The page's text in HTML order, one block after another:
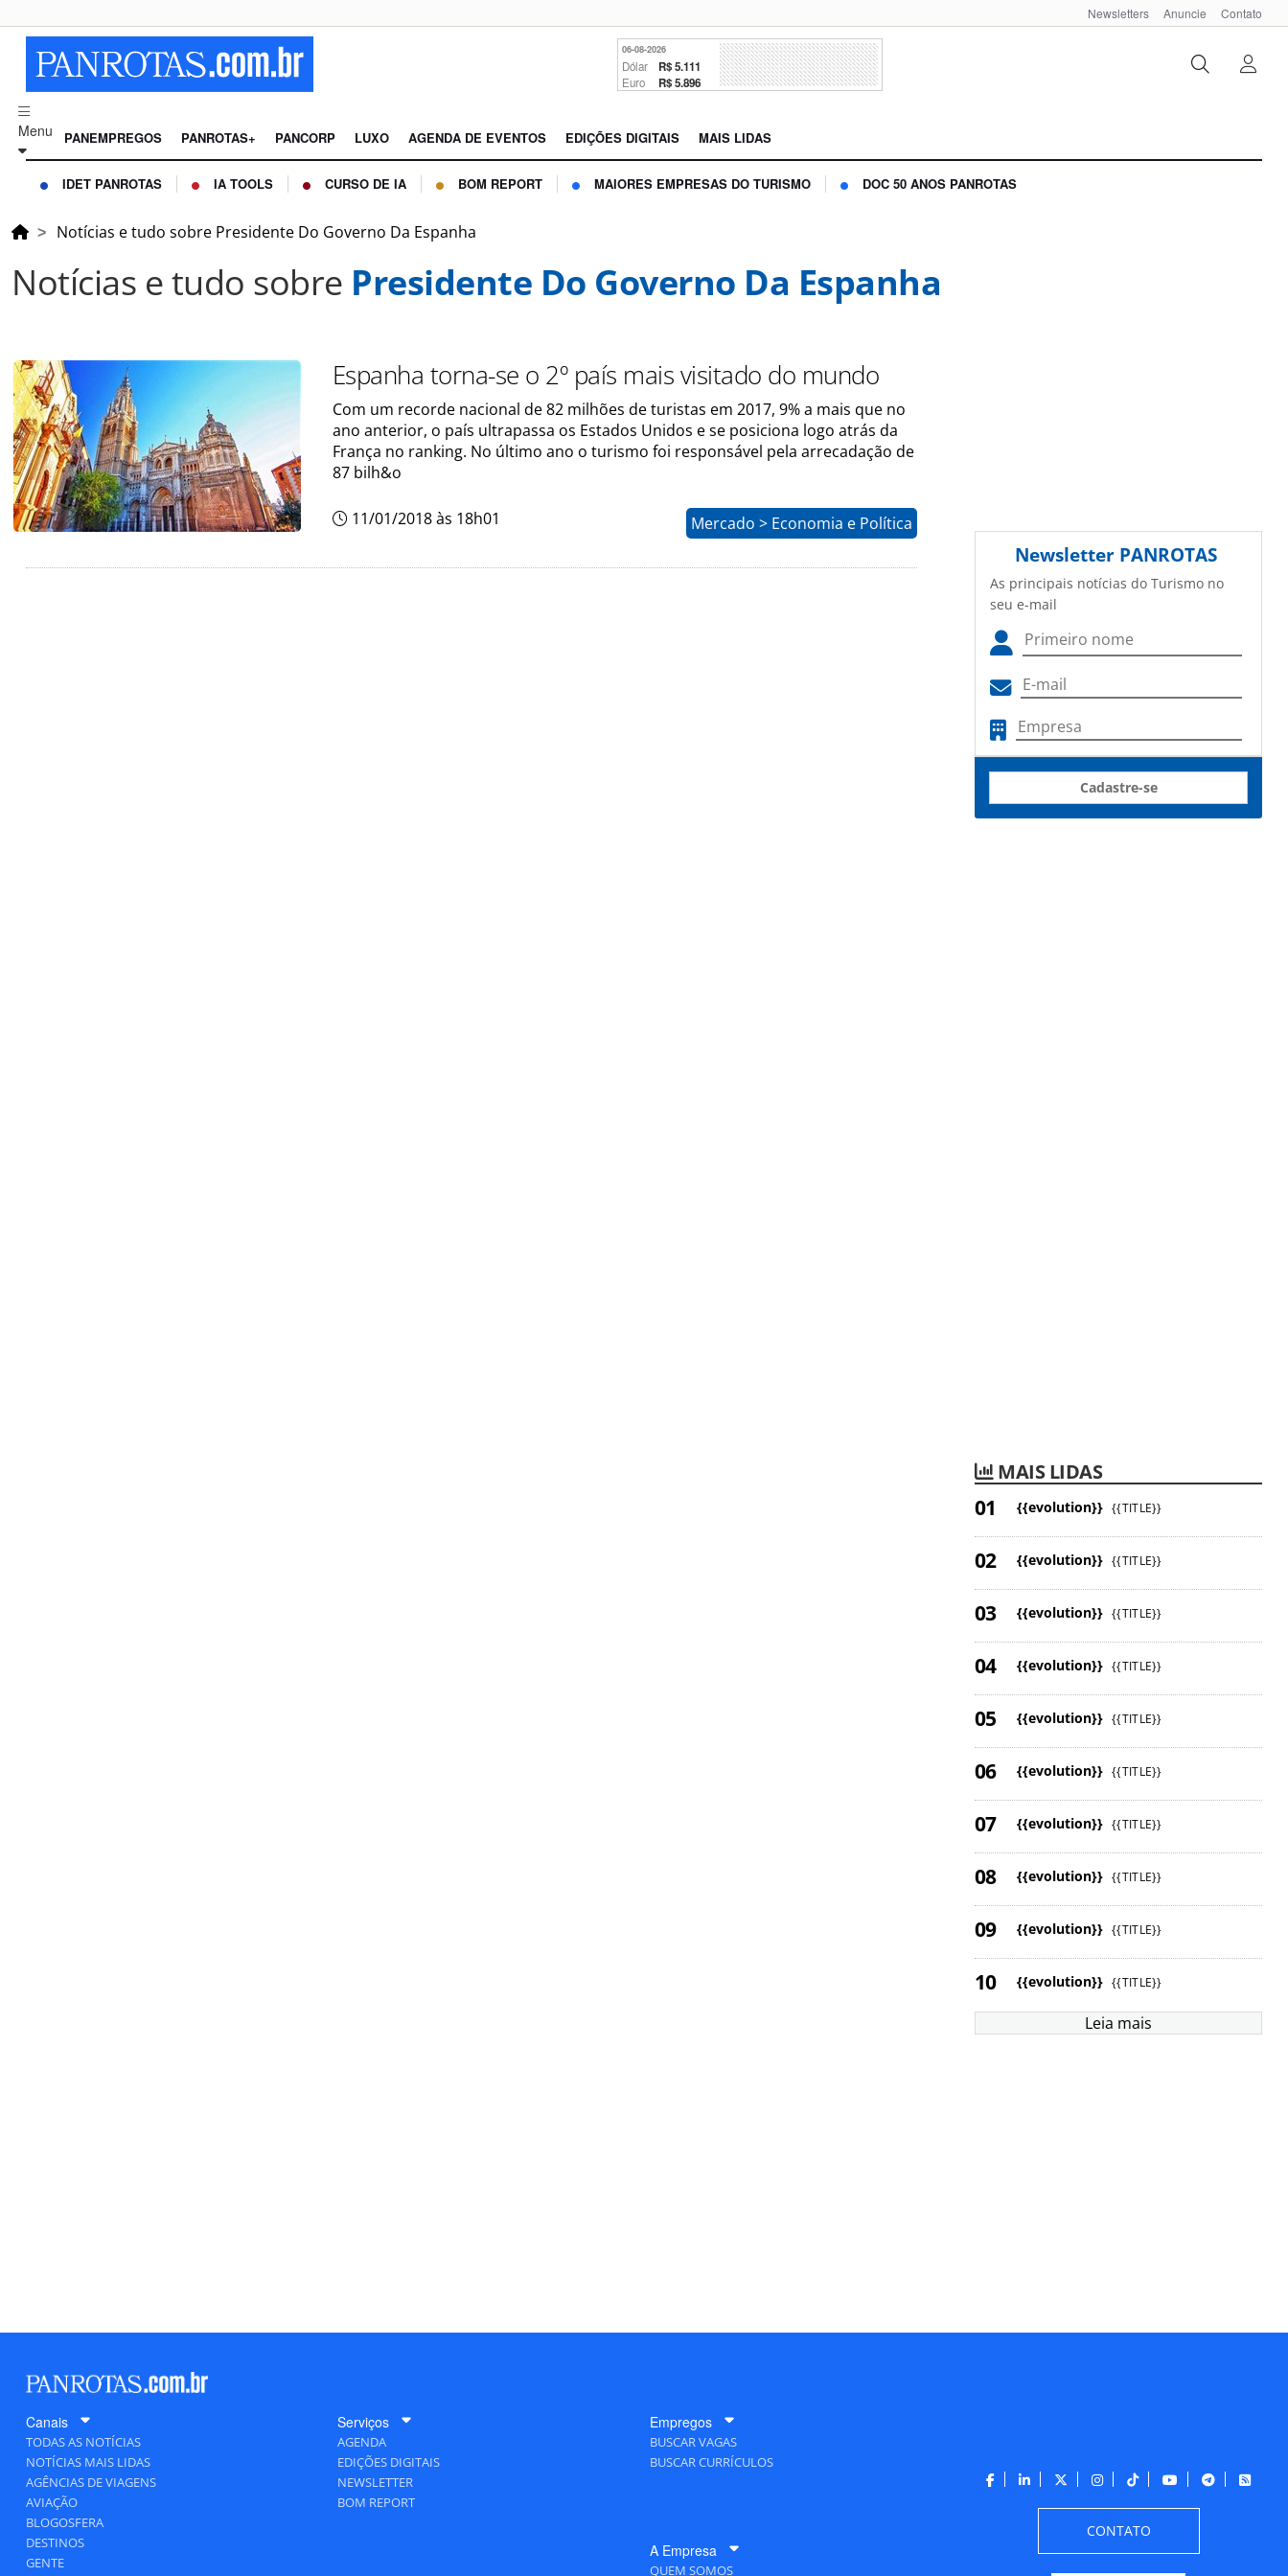
Newsletters Anuncie Contato
06-08-2026
Dólar R$ 5.111
Euro R$ 5.896
Menu PANEMPREGOS PANROTAS+ PANCORP LUXO AGENDA DE EVENTOS EDIÇÕES DIGITAIS MAIS LIDAS
IDET PANROTAS IA TOOLS CURSO DE IA BOM REPORT MAIORES EMPRESAS DO TURISMO DOC 50 ANOS PANROTAS
Notícias e tudo sobre Presidente Do Governo Da Espanha
Notícias e tudo sobre Presidente Do Governo Da Espanha
Espanha torna-se o 2º país mais visitado do mundo
Com um recorde nacional de 82 milhões de turistas em 2017, 9% a mais que no
ano anterior, o país ultrapassa os Estados Unidos e se posiciona logo atrás da
França no ranking. No último ano o turismo foi responsável pela arrecadação de
87 bilh&o
11/01/2018 às 18h01 Mercado > Economia e Política
Newsletter PANROTAS
As principais notícias do Turismo no
seu e-mail
Cadastre-se
MAIS LIDAS
{{evolution}} {{TITLE}}
{{evolution}} {{TITLE}}
{{evolution}} {{TITLE}}
{{evolution}} {{TITLE}}
{{evolution}} {{TITLE}}
{{evolution}} {{TITLE}}
{{evolution}} {{TITLE}}
{{evolution}} {{TITLE}}
{{evolution}} {{TITLE}}
{{evolution}} {{TITLE}}
Leia mais
Canais
TODAS AS NOTÍCIAS
NOTÍCIAS MAIS LIDAS
AGÊNCIAS DE VIAGENS
AVIAÇÃO
BLOGOSFERA
DESTINOS
GENTE
Serviços
AGENDA
EDIÇÕES DIGITAIS
NEWSLETTER
BOM REPORT
Empregos
BUSCAR VAGAS
BUSCAR CURRÍCULOS
A Empresa
QUEM SOMOS
CONTATO